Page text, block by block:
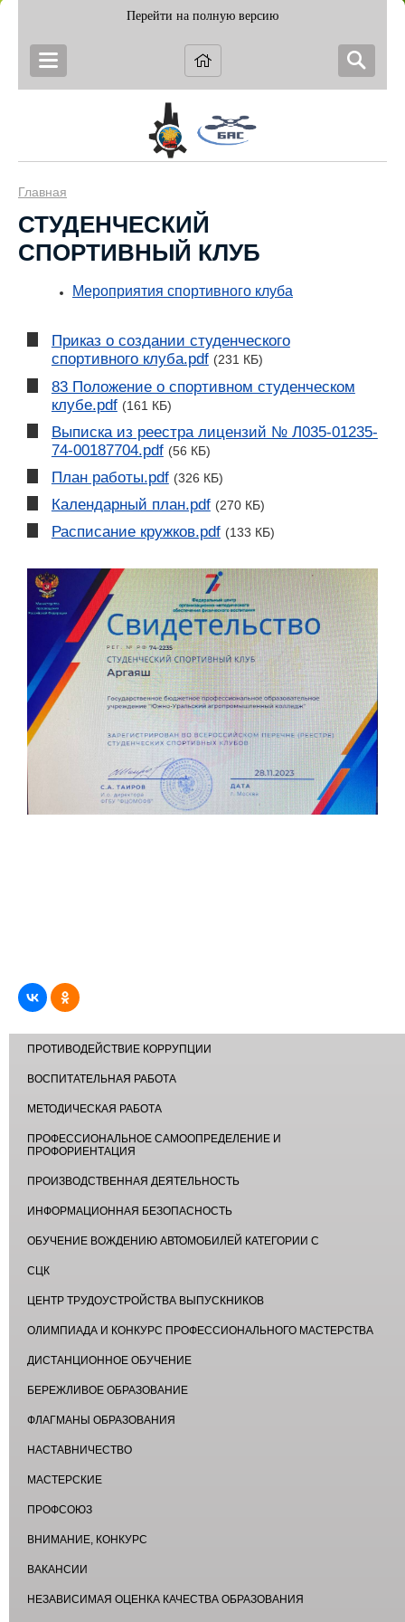
Перейти на полную версию
Главная
СТУДЕНЧЕСКИЙ
СПОРТИВНЫЙ КЛУБ
Мероприятия спортивного клуба
Приказ о создании студенческого
спортивного клуба.pdf (231 КБ)
83 Положение о спортивном студенческом
клубе.pdf (161 КБ)
Выписка из реестра лицензий № Л035-01235-
74-00187704.pdf (56 КБ)
План работы.pdf (326 КБ)
Календарный план.pdf (270 КБ)
Расписание кружков.pdf (133 КБ)
ПРОТИВОДЕЙСТВИЕ КОРРУПЦИИ
ВОСПИТАТЕЛЬНАЯ РАБОТА
МЕТОДИЧЕСКАЯ РАБОТА
ПРОФЕССИОНАЛЬНОЕ САМООПРЕДЕЛЕНИЕ И
ПРОФОРИЕНТАЦИЯ
ПРОИЗВОДСТВЕННАЯ ДЕЯТЕЛЬНОСТЬ
ИНФОРМАЦИОННАЯ БЕЗОПАСНОСТЬ
ОБУЧЕНИЕ ВОЖДЕНИЮ АВТОМОБИЛЕЙ КАТЕГОРИИ С
СЦК
ЦЕНТР ТРУДОУСТРОЙСТВА ВЫПУСКНИКОВ
ОЛИМПИАДА И КОНКУРС ПРОФЕССИОНАЛЬНОГО МАСТЕРСТВА
ДИСТАНЦИОННОЕ ОБУЧЕНИЕ
БЕРЕЖЛИВОЕ ОБРАЗОВАНИЕ
ФЛАГМАНЫ ОБРАЗОВАНИЯ
НАСТАВНИЧЕСТВО
МАСТЕРСКИЕ
ПРОФСОЮЗ
ВНИМАНИЕ, КОНКУРС
ВАКАНСИИ
НЕЗАВИСИМАЯ ОЦЕНКА КАЧЕСТВА ОБРАЗОВАНИЯ